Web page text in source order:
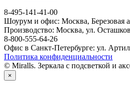
8-495-141-41-00
Шоурум и офис: Москва, Березовая
Производство: Москва, ул.
8-800-555-64-26
Офис в Санкт-Петербурге: ул.
Политика конфиденциальности
© Miralls. Зеркала с подсветкой и
×